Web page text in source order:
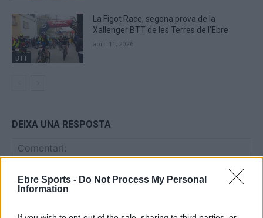
Ebre Sports - Do Not Process My Personal
Information
BTT
La Figot Race, segona prova de la
Xallenger BTT de les Terres de l’Ebre
abril 11, 2026
DEIXA UNA RESPOSTA